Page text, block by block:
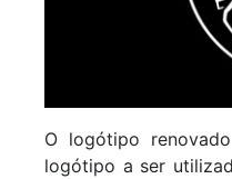
O logótipo
logótipo a ser